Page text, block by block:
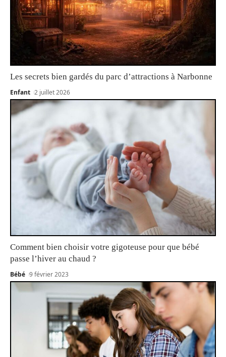
Les secrets bien gardés du parc d’attractions à Narbonne
Enfant 2 juillet 2026
Comment bien choisir votre gigoteuse pour que bébé
passe l’hiver au chaud ?
Bébé 9 février 2023